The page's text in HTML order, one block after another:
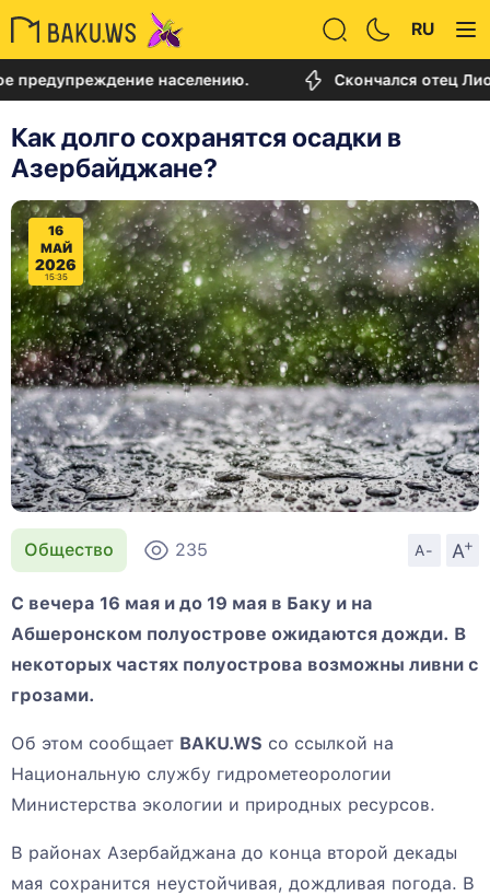
RU
населению. Скончался отец Лионеля
Как долго сохранятся осадки в
Азербайджане?
16
МАЙ
2026
15:35
Общество 235 A- A
+
С вечера 16 мая и до 19 мая в Баку и на
Абшеронском полуострове ожидаются дожди. В
некоторых частях полуострова возможны ливни с
грозами.
Об этом сообщает BAKU.WS со ссылкой на
Национальную службу гидрометеорологии
Министерства экологии и природных ресурсов.
В районах Азербайджана до конца второй декады
мая сохранится неустойчивая, дождливая погода. В